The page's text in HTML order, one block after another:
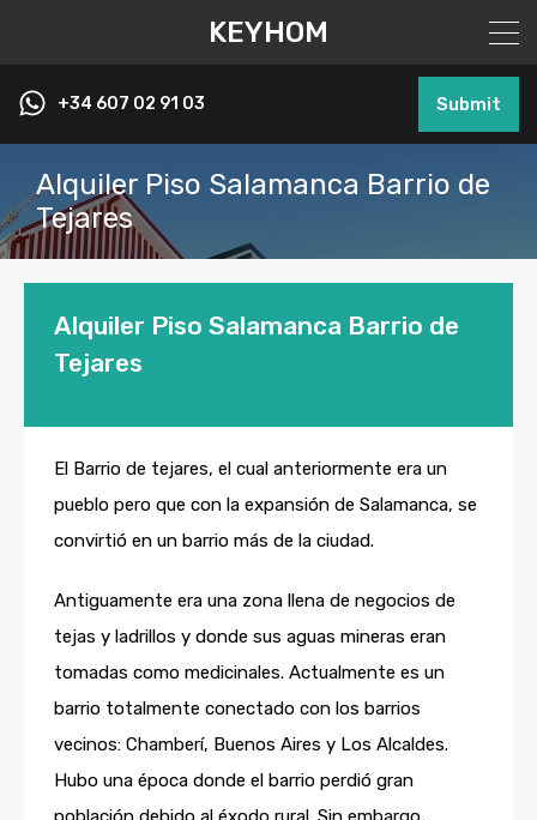
KEYHOM
+34 607 02 91 03 Submit
Alquiler Piso Salamanca Barrio de
Tejares
Alquiler Piso Salamanca Barrio de
Tejares
El Barrio de tejares, el cual anteriormente era un
pueblo pero que con la expansión de Salamanca, se
convirtió en un barrio más de la ciudad.
Antiguamente era una zona llena de negocios de
tejas y ladrillos y donde sus aguas mineras eran
tomadas como medicinales. Actualmente es un
barrio totalmente conectado con los barrios
vecinos: Chamberí, Buenos Aires y Los Alcaldes.
Hubo una época donde el barrio perdió gran